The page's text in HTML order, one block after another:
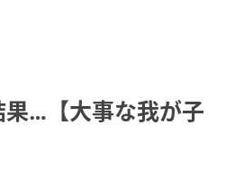
果…【大事な我が子